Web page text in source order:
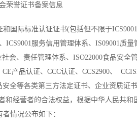
荣誉证书备案信息
际标准认证证书(包括但不限于
ICS9001服务信用管理体系、IS09001质量
会、责任管理体系、ISO22000食品安全
产品认证、CCC认证、CCS2900、
安全等各类第三方法定证书、企业资质证
经营者的合法权益，根据中华人民共和
情况公布如下：